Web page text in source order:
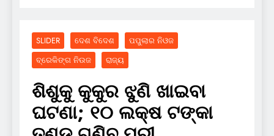
SLIDER ଦେଶ ବିଦେଶ
ପପୁଲାର ନିଓଜ
ବ୍ରେକିଙ୍ଗ ନିଉଜ
ରାଜ୍ୟ
ଶିଶୁକୁ କୁକୁର ଝୁଣି ଖାଇବା
ଘଟଣା; ୧୦ ଲକ୍ଷ ଟଙ୍କା